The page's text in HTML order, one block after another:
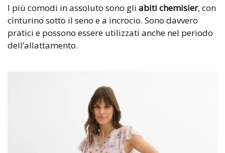
I più comodi in assoluto sono gli abiti chemisier, con
cinturino sotto il seno e a incrocio. Sono davvero
pratici e possono essere utilizzati anche nel periodo
dell’allattamento.